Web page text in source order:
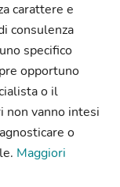
carattere e
consulenza
specifico
opportuno
o il
non vanno intesi
o
Maggiori